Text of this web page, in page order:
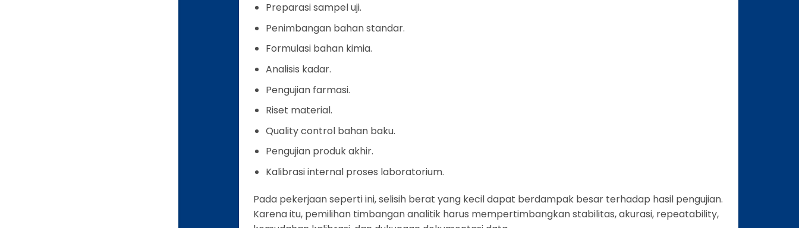
Preparasi sampel uji.
Penimbangan bahan standar.
Formulasi bahan kimia.
Analisis kadar.
Pengujian farmasi.
Riset material.
Quality control bahan baku.
Pengujian produk akhir.
Kalibrasi internal proses laboratorium.
Pada pekerjaan seperti ini, selisih berat yang kecil dapat berdampak besar terhadap hasil pengujian.
Karena itu, pemilihan timbangan analitik harus mempertimbangkan stabilitas, akurasi, repeatability,